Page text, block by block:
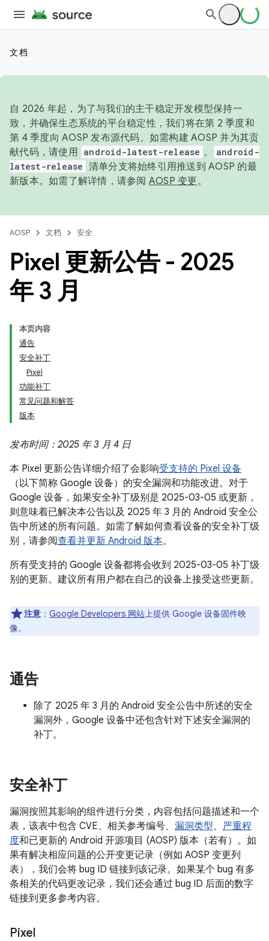
文档
自 2026 年起，为了与我们的主干稳定开发模型保持一
致，并确保生态系统的平台稳定性，我们将在第 2 季度和
第 4 季度向 AOSP 发布源代码。如需构建 AOSP 并为其贡
献代码，请使用 android-latest-release 。
android-
latest-release 清单分支将始终引用推送到 AOSP 的最
新版本。如需了解详情，请参阅 AOSP 变更。
AOSP 文档 安全
Pixel 更新公告 - 2025
年 3 月
本页内容
通告
安全补丁
Pixel
功能补丁
常见问题和解答
版本
发布时间：2025 年 3 月 4 日
本 Pixel 更新公告详细介绍了会影响受支持的 Pixel 设备
（以下简称 Google 设备）的安全漏洞和功能改进。对于
Google 设备，如果安全补丁级别是 2025-03-05 或更新，
则意味着已解决本公告以及 2025 年 3 月的 Android 安全公
告中所述的所有问题。如需了解如何查看设备的安全补丁级
别，请参阅查看并更新 Android 版本。
所有受支持的 Google 设备都将会收到 2025-03-05 补丁级
别的更新。建议所有用户都在自己的设备上接受这些更新。
注意 ： Google Developers 网站上提供 Google 设备固件映
像。
通告
除了 2025 年 3 月的 Android 安全公告中所述的安全
漏洞外，Google 设备中还包含针对下述安全漏洞的
补丁。
安全补丁
漏洞按照其影响的组件进行分类，内容包括问题描述和一个
表，该表中包含 CVE、相关参考编号、 漏洞类型、 严重程
度和已更新的 Android 开源项目 (AOSP) 版本（若有）。如
果有解决相应问题的公开变更记录（例如 AOSP 变更列
表），我们会将 bug ID 链接到该记录。如果某个 bug 有多
条相关的代码更改记录，我们还会通过 bug ID 后面的数字
链接到更多参考内容。
Pixel